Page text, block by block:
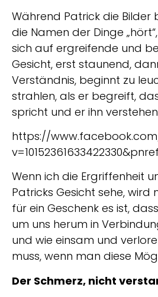
Während Patrick die
die Namen der Dinge
sich auf ergreifende und
Gesicht, erst staunend,
Verständnis, beginnt zu
strahlen, als er begreift,
spricht und er ihn
https://
Wenn ich die Ergriffenheit
Patricks Gesicht sehe, wird
für ein Geschenk es ist,
um uns herum in
und wie einsam und
muss, wenn man diese
Der Schmerz, nicht